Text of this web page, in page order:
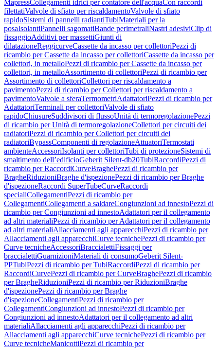
MapressCollegamenti idrici per contatore dell'acquaCon raccordi
filettatiValvole di sfiato per riscaldamentoValvole di sfiato
rapidoSistemi di pannelli radiantiTubiMateriali per la
posaIsolantiPannelli sagomatiBande perimetraliNastri adesiviClip di
fissaggioAdditivi per massettiGiunti di
dilatazioneReggicurveCassette da incasso per collettoriPezzi di
ricambio per Cassette da incasso per collettoriCassette da incasso per
collettori, in metalloPezzi di ricambio per Cassette da incasso per
collettori, in metalloAssortimento di collettoriPezzi di ricambio per
Assortimento di collettoriCollettori per riscaldamento a
pavimentoPezzi di ricambio per Collettori per riscaldamento a
pavimentoValvole a sferaTermometriAdattatoriPezzi di ricambio per
AdattatoriTerminali per collettoriValvole di sfiato
rapidoChiusureSuddivisori di flussoUnità di termoregolazionePezzi
di ricambio per Unità di termoregolazioneCollettori per circuiti dei
radiatoriPezzi di ricambio per Collettori per circuiti dei
radiatoriBypassComponenti di regolazioneAttuatoriTermostati
ambienteAccessoriIsolanti per collettoriTubi di protezioneSistemi di
smaltimento dell’edificioGeberit Silent-db20TubiRaccordiPezzi di
ricambio per RaccordiCurveBraghePezzi di ricambio per
BragheRiduzioniBraghe d'ispezionePezzi di ricambio per Braghe
d'ispezioneRaccordi SuperTubeCurveRaccordi
specialiCollegamentiPezzi di ricambio per
CollegamentiCollegamenti a saldareCongiunzioni ad innestoPezzi di
ricambio per Congiunzioni ad innestoAdattatori per il collegamento
ad altri materialiPezzi di ricambio per Adattatori per il collegamento
ad altri materialiAllacciamenti agli apparecchiPezzi di ricambio per
Allacciamenti agli apparecchiCurve tecnichePezzi di ricambio per
Curve tecnicheAccessoriBraccialettiFissaggi per
braccialettiGuarnizioniMateriali di consumoGeberit Silent-
PPTubiPezzi di ricambio per TubiRaccordiPezzi di ricambio per
RaccordiCurvePezzi di ricambio per CurveBraghePezzi di ricambio
per BragheRiduzioniPezzi di ricambio per RiduzioniBraghe
d'ispezionePezzi di ricambio per Braghe
d'ispezioneCollegamentiPezzi di ricambio per
CollegamentiCongiunzioni ad innestoPezzi di ricambio per
Congiunzioni ad innestoAdattatori per il collegamento ad altri
materialiAllacciamenti agli apparecchiPezzi di ricambio per
Allacciamenti agli apparecchiCurve tecnichePezzi di ricambio per
Curve tecnicheManicottiPezzi di ricambio per